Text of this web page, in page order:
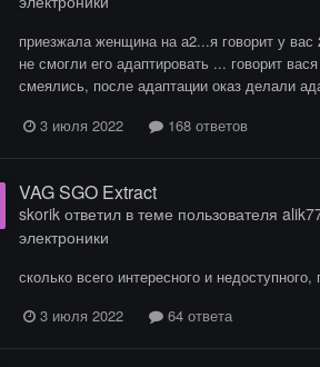
приезжала женщина на а2...я говорит у
не смогли его адаптировать ... говорит
смеялись, после адаптации оказ делали
3 июля 2022
168 ответов
VAG SGO Extract
skorikответил в теме пользователя
электроники
сколько всего интересного и
3 июля 2022
64 ответа